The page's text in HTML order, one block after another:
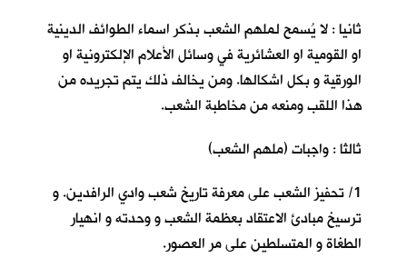
ثانيا : لا يُسمح لملهم الشعب بذكر اسماء الطوائف الدينية
او القومية او العشائرية في وسائل الأعلام الإلكترونية او
الورقية و بكل اشكالها. ومن يخالف ذلك يتم تجريده من
هذا اللقب ومنعه من مخاطبة الشعب.
ثالثا : واجبات (ملهم الشعب)
1/ تحفيز الشعب على معرفة تاريخ شعب وادي الرافدين. و
ترسيخ مبادئ الاعتقاد بعظمة الشعب و وحدته و انهيار
الطغاة و المتسلطين على مر العصور.